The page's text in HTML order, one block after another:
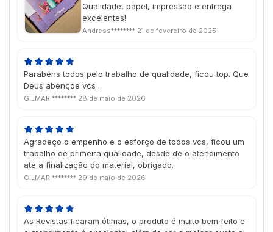
Qualidade, papel, impressão e entrega
excelentes!
Andress******** 21 de fevereiro de 2025
Parabéns todos pelo trabalho de qualidade, ficou top. Que
Deus abençoe vcs .
GILMAR ******** 28 de maio de 2026
Agradeço o empenho e o esforço de todos vcs, ficou um
trabalho de primeira qualidade, desde de o atendimento
até a finalização do material, obrigado.
GILMAR ******** 29 de maio de 2026
As Revistas ficaram ótimas, o produto é muito bem feito e